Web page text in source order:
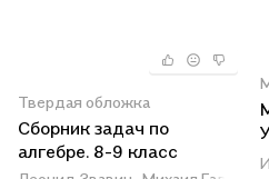
Твердая обложка
Сборник задач по
алгебре. 8-9 класс